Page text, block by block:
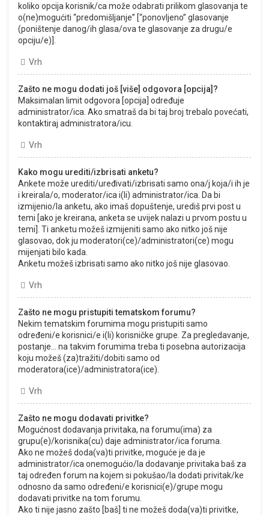
koliko opcija korisnik/ca može odabrati prilikom glasovanja te
o(ne)mogućiti “predomišljanje” [“ponovljeno” glasovanje
(poništenje danog/ih glasa/ova te glasovanje za drugu/e
opciju/e)].
Vrh
Zašto ne mogu dodati još [više] odgovora [opcija]?
Maksimalan limit odgovora [opcija] određuje
administrator/ica. Ako smatraš da bi taj broj trebalo povećati,
kontaktiraj administratora/icu.
Vrh
Kako mogu urediti/izbrisati anketu?
Ankete može urediti/uređivati/izbrisati samo ona/j koja/i ih je
i kreirala/o, moderator/ica i(li) administrator/ica. Da bi
izmijenio/la anketu, ako imaš dopuštenje, urediš prvi post u
temi [ako je kreirana, anketa se uvijek nalazi u prvom postu u
temi]. Ti anketu možeš izmijeniti samo ako nitko još nije
glasovao, dok ju moderatori(ce)/administratori(ce) mogu
mijenjati bilo kada.
Anketu možeš izbrisati samo ako nitko još nije glasovao.
Vrh
Zašto ne mogu pristupiti tematskom forumu?
Nekim tematskim forumima mogu pristupiti samo
određeni/e korisnici/e i(li) korisničke grupe. Za pregledavanje,
postanje... na takvim forumima treba ti posebna autorizacija
koju možeš (za)tražiti/dobiti samo od
moderatora(ice)/administratora(ice).
Vrh
Zašto ne mogu dodavati privitke?
Mogućnost dodavanja privitaka, na forumu(ima) za
grupu(e)/korisnika(cu) daje administrator/ica foruma.
Ako ne možeš doda(va)ti privitke, moguće je da je
administrator/ica onemogućio/la dodavanje privitaka baš za
taj određen forum na kojem si pokušao/la dodati privitak/ke
odnosno da samo određeni/e korisnici(e)/grupe mogu
dodavati privitke na tom forumu.
Ako ti nije jasno zašto [baš] ti ne možeš doda(va)ti privitke,